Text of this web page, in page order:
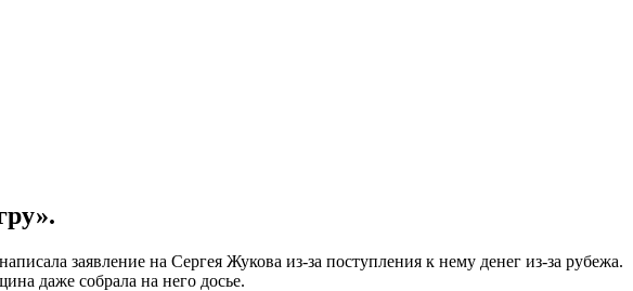
заявление на Сергея Жукова из-за поступления к нему денег из-за рубежа.
даже собрала на него досье.